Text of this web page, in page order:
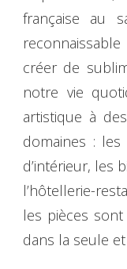
française au
créer de
notre vie
artistique à
domaines : les
d’intérieur, les
l’hôtellerie-
les pièces
dans la seule